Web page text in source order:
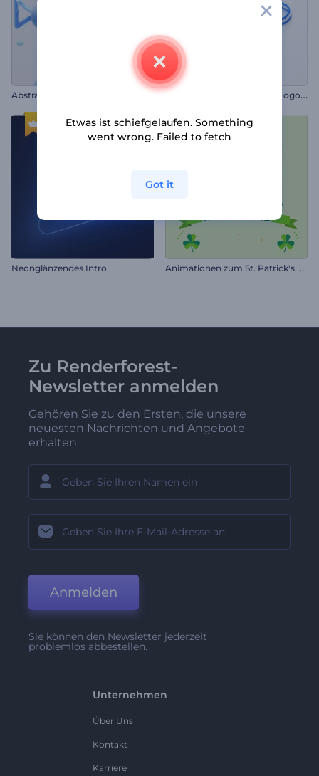
Abstraktes 3D-Logo-Reveal S
auberes, mehrschichtige Logo-Reveal
Neonglänzendes Intro A
nimationen zum St. Patrick's Day
Zu Renderforest-
Newsletter anmelden
Gehören Sie zu den Ersten, die unsere
neuesten Nachrichten und Angebote
erhalten
Anmelden
Sie können den Newsletter jederzeit
problemlos abbestellen.
Unternehmen
Über Uns
Kontakt
Karriere
Etwas ist schiefgelaufen. Something
went wrong. Failed to fetch
Got it